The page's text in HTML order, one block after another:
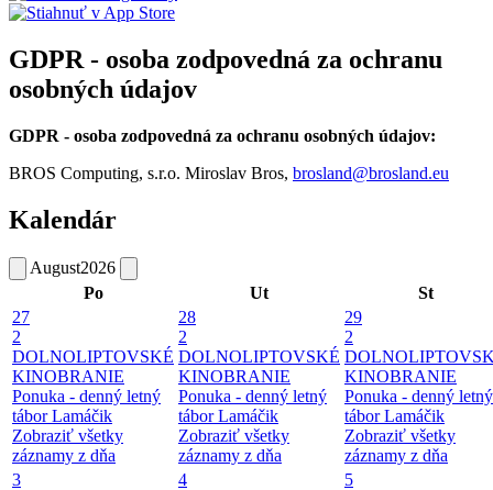
GDPR - osoba zodpovedná za ochranu
osobných údajov
GDPR - osoba zodpovedná za ochranu osobných údajov:
BROS Computing, s.r.o. Miroslav Bros, brosland@brosland.eu
Kalendár
August2026
Po
Ut
St
27
2
DOLNOLIPTOVSKÉ
KINOBRANIE
Ponuka - denný letný
tábor Lamáčik
Zobraziť všetky
záznamy z dňa
28
2
DOLNOLIPTOVSKÉ
KINOBRANIE
Ponuka - denný letný
tábor Lamáčik
Zobraziť všetky
záznamy z dňa
29
2
KINOBRANIE
Ponuka - denný letný
tábor Lamáčik
Zobraziť všetky
záznamy z dňa
3
4
5